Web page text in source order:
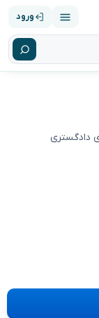
ورود
دادگستری